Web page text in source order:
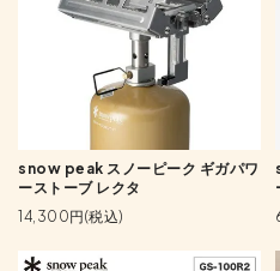
snow peak スノーピーク ギガパワ
ーストーブ レクタ
14,300円(税込)